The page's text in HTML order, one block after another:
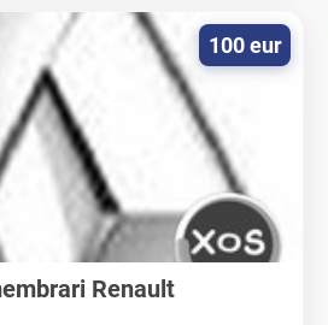
Renault
100 eur